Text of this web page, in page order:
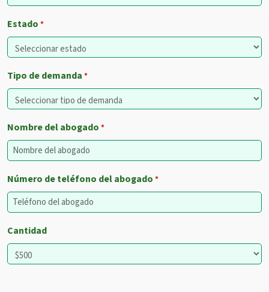
Estado *
Tipo de demanda *
Nombre del abogado *
Número de teléfono del abogado *
Cantidad